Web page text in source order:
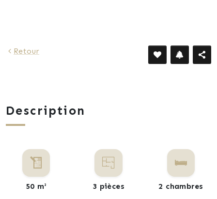
Retour
Description
50 m² 3 pièces 2 chambres